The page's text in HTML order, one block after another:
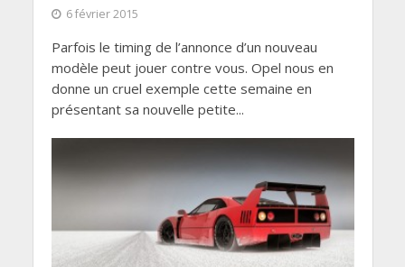
6 février 2015
Parfois le timing de l’annonce d’un nouveau
modèle peut jouer contre vous. Opel nous en
donne un cruel exemple cette semaine en
présentant sa nouvelle petite...